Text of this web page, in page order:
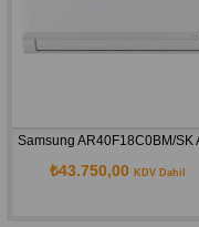
₺43.750,00 KDV Dahil